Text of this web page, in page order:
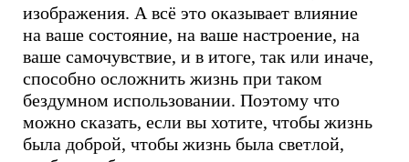
изображения. А всё это оказывает влияние
на ваше состояние, на ваше настроение, на
ваше самочувствие, и в итоге, так или иначе,
способно осложнить жизнь при таком
бездумном использовании. Поэтому что
можно сказать, если вы хотите, чтобы жизнь
была доброй, чтобы жизнь была светлой,